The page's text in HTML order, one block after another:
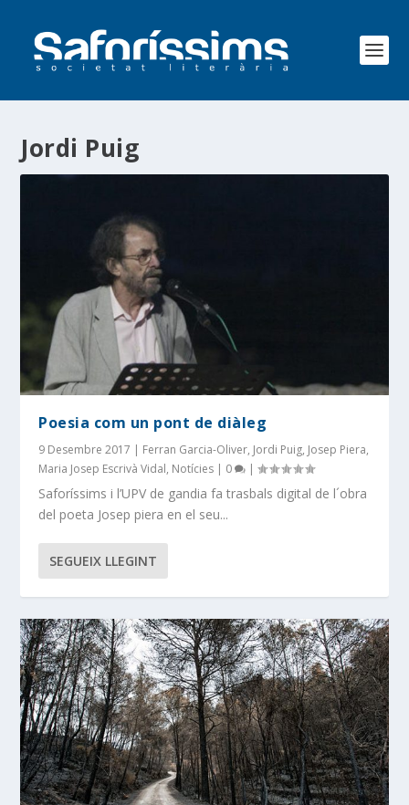
Jordi Puig
Poesia com un pont de diàleg
9 Desembre 2017 | Ferran Garcia-Oliver, Jordi Puig, Josep Piera,
Maria Josep Escrivà Vidal, Notícies | 0 |
Saforíssims i l’UPV de gandia fa trasbals digital de l´obra
del poeta Josep piera en el seu...
SEGUEIX LLEGINT